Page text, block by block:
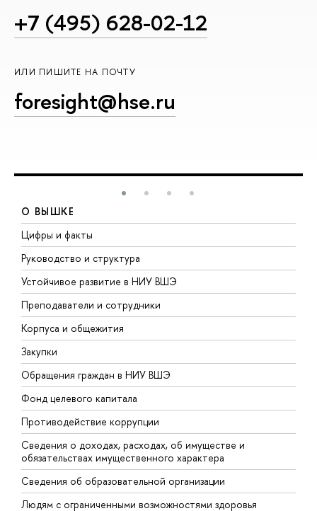
+7 (495) 628-02-12
ИЛИ ПИШИТЕ НА ПОЧТУ
foresight@hse.ru
О ВЫШКЕ
Цифры и факты
Руководство и структура
Устойчивое развитие в НИУ ВШЭ
Преподаватели и сотрудники
Корпуса и общежития
Закупки
Обращения граждан в НИУ ВШЭ
Фонд целевого капитала
Противодействие коррупции
Сведения о доходах, расходах, об имуществе и
обязательствах имущественного характера
Сведения об образовательной организации
Людям с ограниченными возможностями здоровья